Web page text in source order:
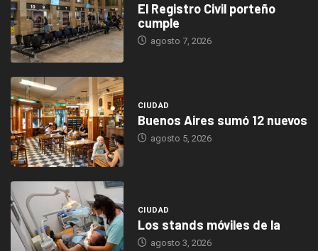
El Registro Civil porteño
cumple
agosto 7, 2026
CIUDAD
Buenos Aires sumó 12 nuevos
agosto 5, 2026
CIUDAD
Los stands móviles de la
agosto 3, 2026